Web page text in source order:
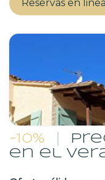
Reservas en linea
-10%
en el